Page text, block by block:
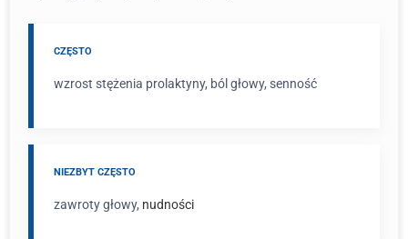
CZĘSTO
wzrost stężenia prolaktyny, ból głowy, senność
NIEZBYT CZĘSTO
zawroty głowy, nudności